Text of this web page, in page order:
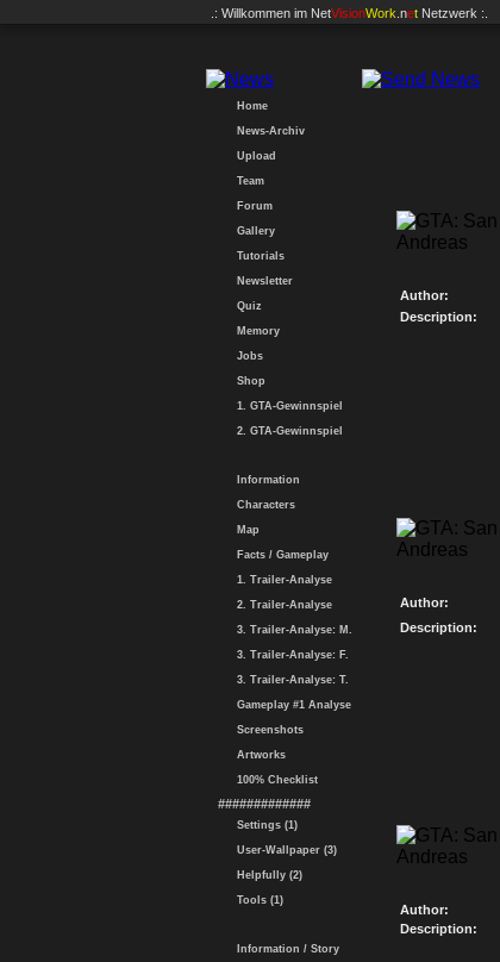
.: Willkommen im NetVisionWork .net Netzwerk :.
Home
News-Archiv
Upload
Team
Forum
Gallery
Tutorials
Newsletter
Quiz
Memory
Jobs
Shop
1. GTA-Gewinnspiel
2. GTA-Gewinnspiel
Information
Characters
Map
Facts / Gameplay
1. Trailer-Analyse
2. Trailer-Analyse
3. Trailer-Analyse: M.
3. Trailer-Analyse: F.
3. Trailer-Analyse: T.
Gameplay #1 Analyse
Screenshots
Artworks
100% Checklist
#############
Settings (1)
User-Wallpaper (3)
Helpfully (2)
Tools (1)
Information / Story
Author:
Description:
Author:
Description:
Author:
Description: